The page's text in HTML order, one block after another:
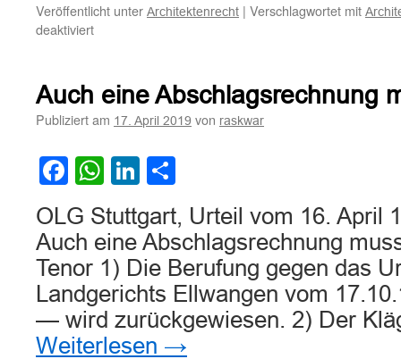
Veröffentlicht unter Architektenrecht | Verschlagwortet mit
deaktiviertfür
Höchstsätze
der
unvereinbar
mit
EU-
Recht
Auch eine Abschlagsrechnung
Publiziert am 17. April 2019 von raskwar
Facebook
WhatsApp
LinkedIn
OLG Stuttgart, Urteil vom 16. April
Auch eine Abschlagsrechnung
Tenor 1) Die Berufung gegen das
Landgerichts Ellwangen vom
— wird zurückgewiesen. 2) Der
Weiterlesen →